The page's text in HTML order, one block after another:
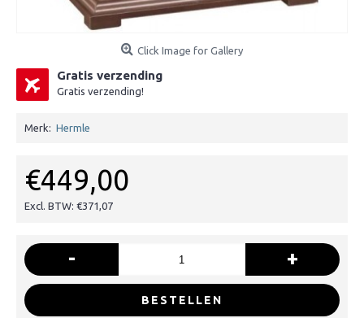
Click Image for Gallery
Gratis verzending
Gratis verzending!
Merk: Hermle
€449,00
Excl. BTW: €371,07
- +
BESTELLEN